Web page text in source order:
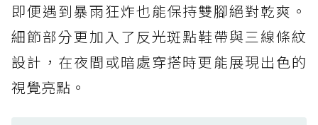
防水鞋推薦 7. Timberland Motion Access：
黃靴同級頂級防水，輕量化工裝健走鞋雨天必備
防水鞋推薦 7. Timberland Motion Access：
黃靴同級頂級防水，輕量化工裝健走鞋雨天必備
即便遇到暴雨狂炸也能保持雙腳絕對乾爽。
細節部分更加入了反光斑點鞋帶與三線條紋
設計，在夜間或暗處穿搭時更能展現出色的
視覺亮點。